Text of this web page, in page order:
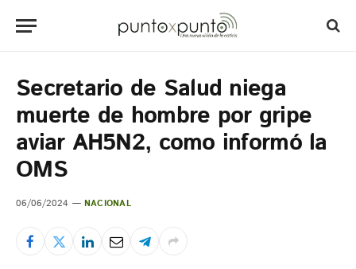
Secretario de Salud niega
muerte de hombre por gripe
aviar AH5N2, como informó la
OMS
06/06/2024 NACIONAL